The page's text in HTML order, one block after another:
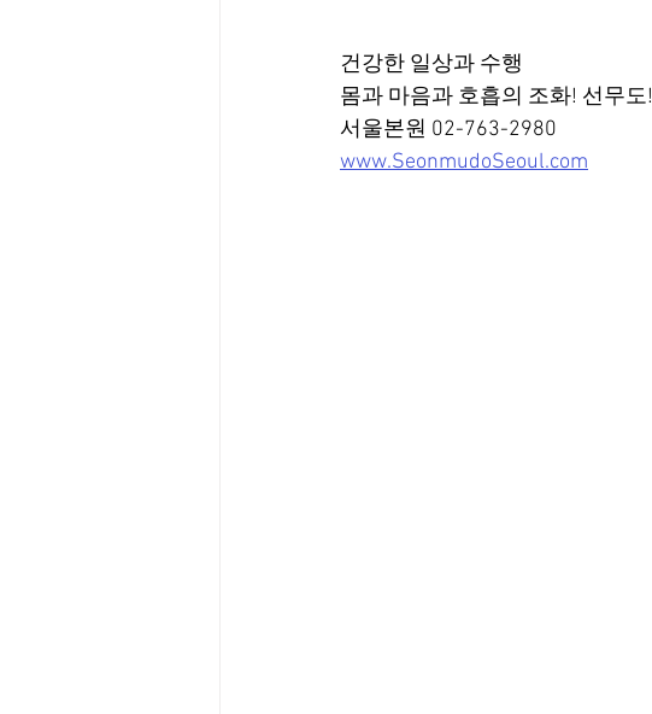
건강한 일상과 수행
몸과 마음과 호흡의 조화! 선무도!
서울본원 02-763-2980
www.SeonmudoSeoul.com